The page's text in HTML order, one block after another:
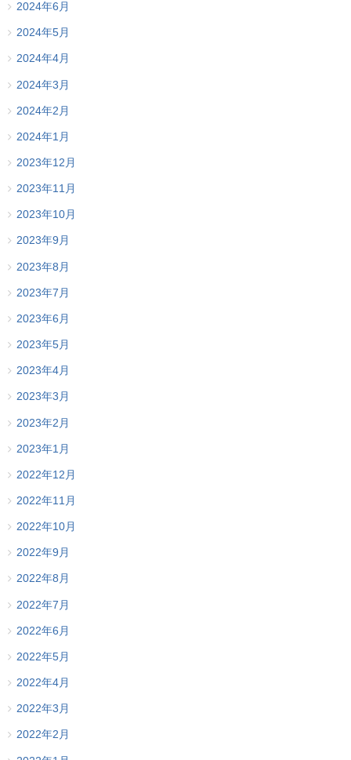
2024年6月
2024年5月
2024年4月
2024年3月
2024年2月
2024年1月
2023年12月
2023年11月
2023年10月
2023年9月
2023年8月
2023年7月
2023年6月
2023年5月
2023年4月
2023年3月
2023年2月
2023年1月
2022年12月
2022年11月
2022年10月
2022年9月
2022年8月
2022年7月
2022年6月
2022年5月
2022年4月
2022年3月
2022年2月